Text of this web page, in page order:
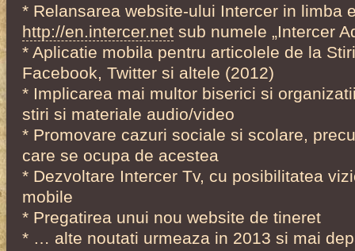
* Relansarea website-ului Intercer in limba
http://en.intercer.net sub numele „Intercer
* Aplicatie mobila pentru articolele de la
Facebook, Twitter si altele (2012)
* Implicarea mai multor biserici si
stiri si materiale audio/video
* Promovare cazuri sociale si scolare,
care se ocupa de acestea
* Dezvoltare Intercer Tv, cu posibilitatea
mobile
* Pregatirea unui nou website de tineret
* … alte noutati urmeaza in 2013 si mai